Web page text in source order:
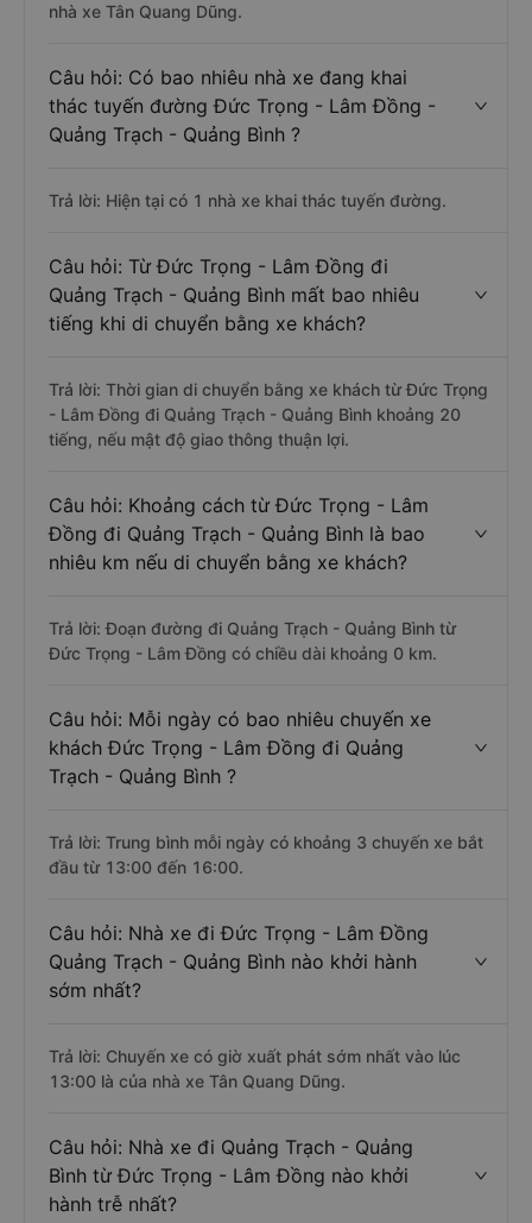
nhà xe Tân Quang Dũng.
Câu hỏi: Có bao nhiêu nhà xe đang khai
thác tuyến đường Đức Trọng - Lâm Đồng -
Quảng Trạch - Quảng Bình ?
Trả lời: Hiện tại có 1 nhà xe khai thác tuyến đường.
Câu hỏi: Từ Đức Trọng - Lâm Đồng đi
Quảng Trạch - Quảng Bình mất bao nhiêu
tiếng khi di chuyển bằng xe khách?
Trả lời: Thời gian di chuyển bằng xe khách từ Đức Trọng
- Lâm Đồng đi Quảng Trạch - Quảng Bình khoảng 20
tiếng, nếu mật độ giao thông thuận lợi.
Câu hỏi: Khoảng cách từ Đức Trọng - Lâm
Đồng đi Quảng Trạch - Quảng Bình là bao
nhiêu km nếu di chuyển bằng xe khách?
Trả lời: Đoạn đường đi Quảng Trạch - Quảng Bình từ
Đức Trọng - Lâm Đồng có chiều dài khoảng 0 km.
Câu hỏi: Mỗi ngày có bao nhiêu chuyến xe
khách Đức Trọng - Lâm Đồng đi Quảng
Trạch - Quảng Bình ?
Trả lời: Trung bình mỗi ngày có khoảng 3 chuyến xe bắt
đầu từ 13:00 đến 16:00.
Câu hỏi: Nhà xe đi Đức Trọng - Lâm Đồng
Quảng Trạch - Quảng Bình nào khởi hành
sớm nhất?
Trả lời: Chuyến xe có giờ xuất phát sớm nhất vào lúc
13:00 là của nhà xe Tân Quang Dũng.
Câu hỏi: Nhà xe đi Quảng Trạch - Quảng
Bình từ Đức Trọng - Lâm Đồng nào khởi
hành trễ nhất?